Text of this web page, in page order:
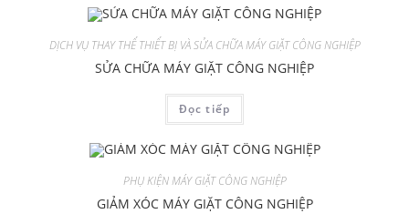
DỊCH VỤ THAY THẾ THIẾT BỊ VÀ SỬA CHỮA MÁY GIẶT CÔNG NGHIỆP
SỬA CHỮA MÁY GIẶT CÔNG NGHIỆP
Đọc tiếp
PHỤ KIỆN MÁY GIẶT CÔNG NGHIỆP
GIẢM XÓC MÁY GIẶT CÔNG NGHIỆP